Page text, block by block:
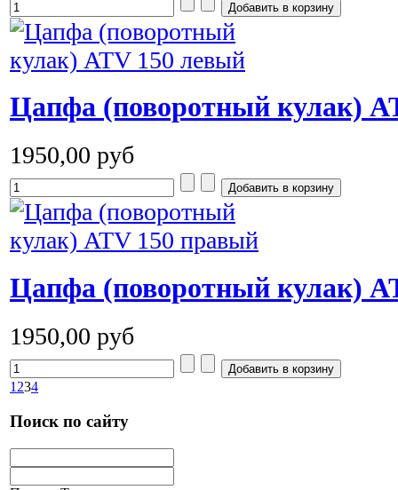
Цапфа (поворотный кулак)
1950,00 руб
Цапфа (поворотный кулак)
1950,00 руб
1 234
Поиск по сайту